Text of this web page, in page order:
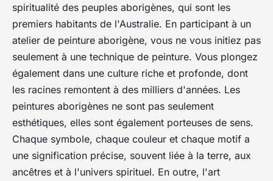
spiritualité des peuples aborigènes, qui sont les
premiers habitants de l'Australie. En participant à un
atelier de peinture aborigène, vous ne vous initiez pas
seulement à une technique de peinture. Vous plongez
également dans une culture riche et profonde, dont
les racines remontent à des milliers d'années. Les
peintures aborigènes ne sont pas seulement
esthétiques, elles sont également porteuses de sens.
Chaque symbole, chaque couleur et chaque motif a
une signification précise, souvent liée à la terre, aux
ancêtres et à l'univers spirituel. En outre, l'art